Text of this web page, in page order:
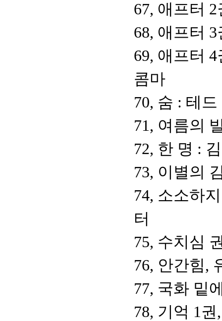
67, 애프터
68, 애프터
69, 애프터
콤마
70, 숨 : 테
71, 여름의
72, 한 명 :
73, 이별의
74, 소소하
터
75, 수치심
76, 안간힘,
77, 국화 밑
78, 기억 1